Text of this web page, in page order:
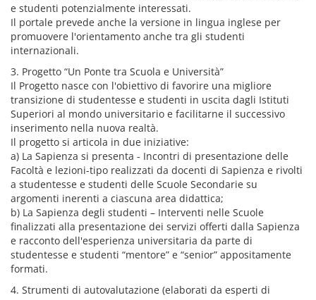
e studenti potenzialmente interessati.
Il portale prevede anche la versione in lingua inglese per
promuovere l'orientamento anche tra gli studenti
internazionali.
3. Progetto “Un Ponte tra Scuola e Università”
Il Progetto nasce con l'obiettivo di favorire una migliore
transizione di studentesse e studenti in uscita dagli Istituti
Superiori al mondo universitario e facilitarne il successivo
inserimento nella nuova realtà.
Il progetto si articola in due iniziative:
a) La Sapienza si presenta - Incontri di presentazione delle
Facoltà e lezioni-tipo realizzati da docenti di Sapienza e rivolti
a studentesse e studenti delle Scuole Secondarie su
argomenti inerenti a ciascuna area didattica;
b) La Sapienza degli studenti – Interventi nelle Scuole
finalizzati alla presentazione dei servizi offerti dalla Sapienza
e racconto dell'esperienza universitaria da parte di
studentesse e studenti “mentore” e “senior” appositamente
formati.
4. Strumenti di autovalutazione (elaborati da esperti di